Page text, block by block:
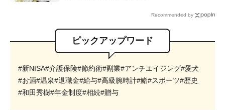
Recommended by
ピックアップワード
#新NISA#介護保険#節約術#副業#アンチエイジング#愛犬
#お酒#温泉#退職金#給与#高級腕時計#鮨#スポーツ#歴史
#和田秀樹#年金制度#相続#贈与